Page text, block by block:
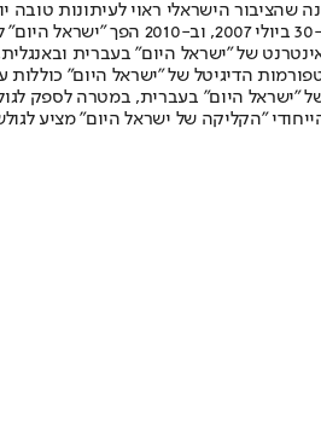
הישראלי ראוי לעיתונות טובה
תשלום. המהדורה המודפסת
הדיגיטל של "ישראל היום"
של "ישראל היום" בעברית, במטרה
"הקליקה של ישראל היום" מציע